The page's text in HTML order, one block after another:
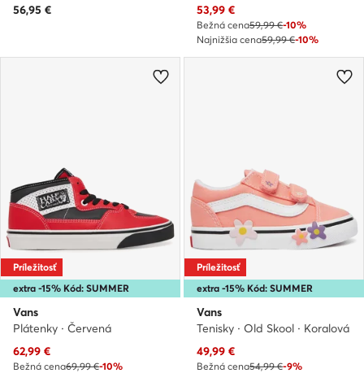
56,95 €
Aktuálna cena
53,99 €
Bežná cena59,99 €-10%
Najnižšia cena59,99 €-10%
extra -15% Kód: SUMMER
Príležitosť
Vans
Plátenky · Červená
Aktuálna cena
62,99 €
Bežná cena69,99 €-10%
extra -15% Kód: SUMMER
Príležitosť
Vans
Tenisky · Old Skool · Koralová
Aktuálna cena
49,99 €
Bežná cena54,99 €-9%